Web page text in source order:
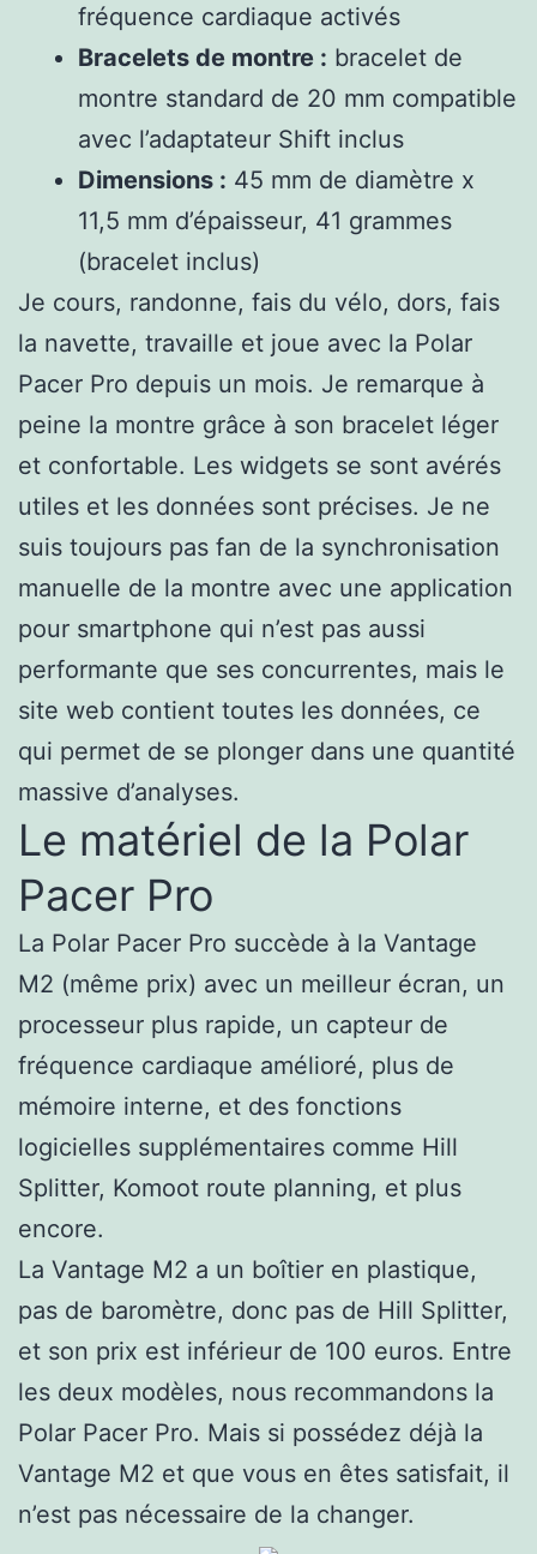
fréquence cardiaque activés
Bracelets de montre : bracelet de
montre standard de 20 mm compatible
avec l’adaptateur Shift inclus
Dimensions : 45 mm de diamètre x
11,5 mm d’épaisseur, 41 grammes
(bracelet inclus)
Je cours, randonne, fais du vélo, dors, fais
la navette, travaille et joue avec la Polar
Pacer Pro depuis un mois. Je remarque à
peine la montre grâce à son bracelet léger
et confortable. Les widgets se sont avérés
utiles et les données sont précises. Je ne
suis toujours pas fan de la synchronisation
manuelle de la montre avec une application
pour smartphone qui n’est pas aussi
performante que ses concurrentes, mais le
site web contient toutes les données, ce
qui permet de se plonger dans une quantité
massive d’analyses.
Le matériel de la Polar
Pacer Pro
La Polar Pacer Pro succède à la Vantage
M2 (même prix) avec un meilleur écran, un
processeur plus rapide, un capteur de
fréquence cardiaque amélioré, plus de
mémoire interne, et des fonctions
logicielles supplémentaires comme Hill
Splitter, Komoot route planning, et plus
encore.
La Vantage M2 a un boîtier en plastique,
pas de baromètre, donc pas de Hill Splitter,
et son prix est inférieur de 100 euros. Entre
les deux modèles, nous recommandons la
Polar Pacer Pro. Mais si possédez déjà la
Vantage M2 et que vous en êtes satisfait, il
n’est pas nécessaire de la changer.